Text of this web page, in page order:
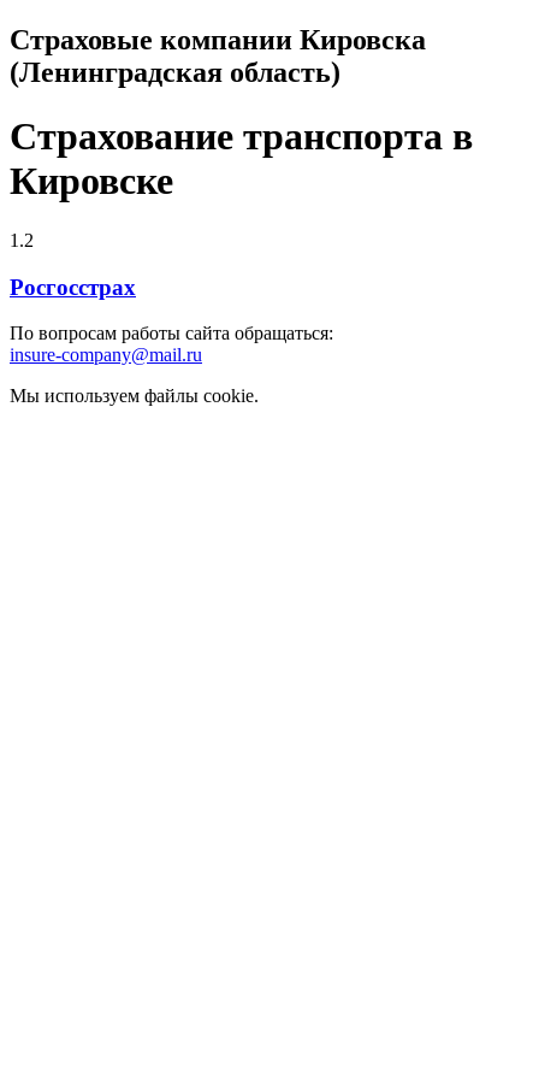
Страховые компании Кировска
(Ленинградская область)
Страхование транспорта в
Кировске
1.2
Росгосстрах
По вопросам работы сайта обращаться:
insure-company@mail.ru
Мы используем файлы cookie.